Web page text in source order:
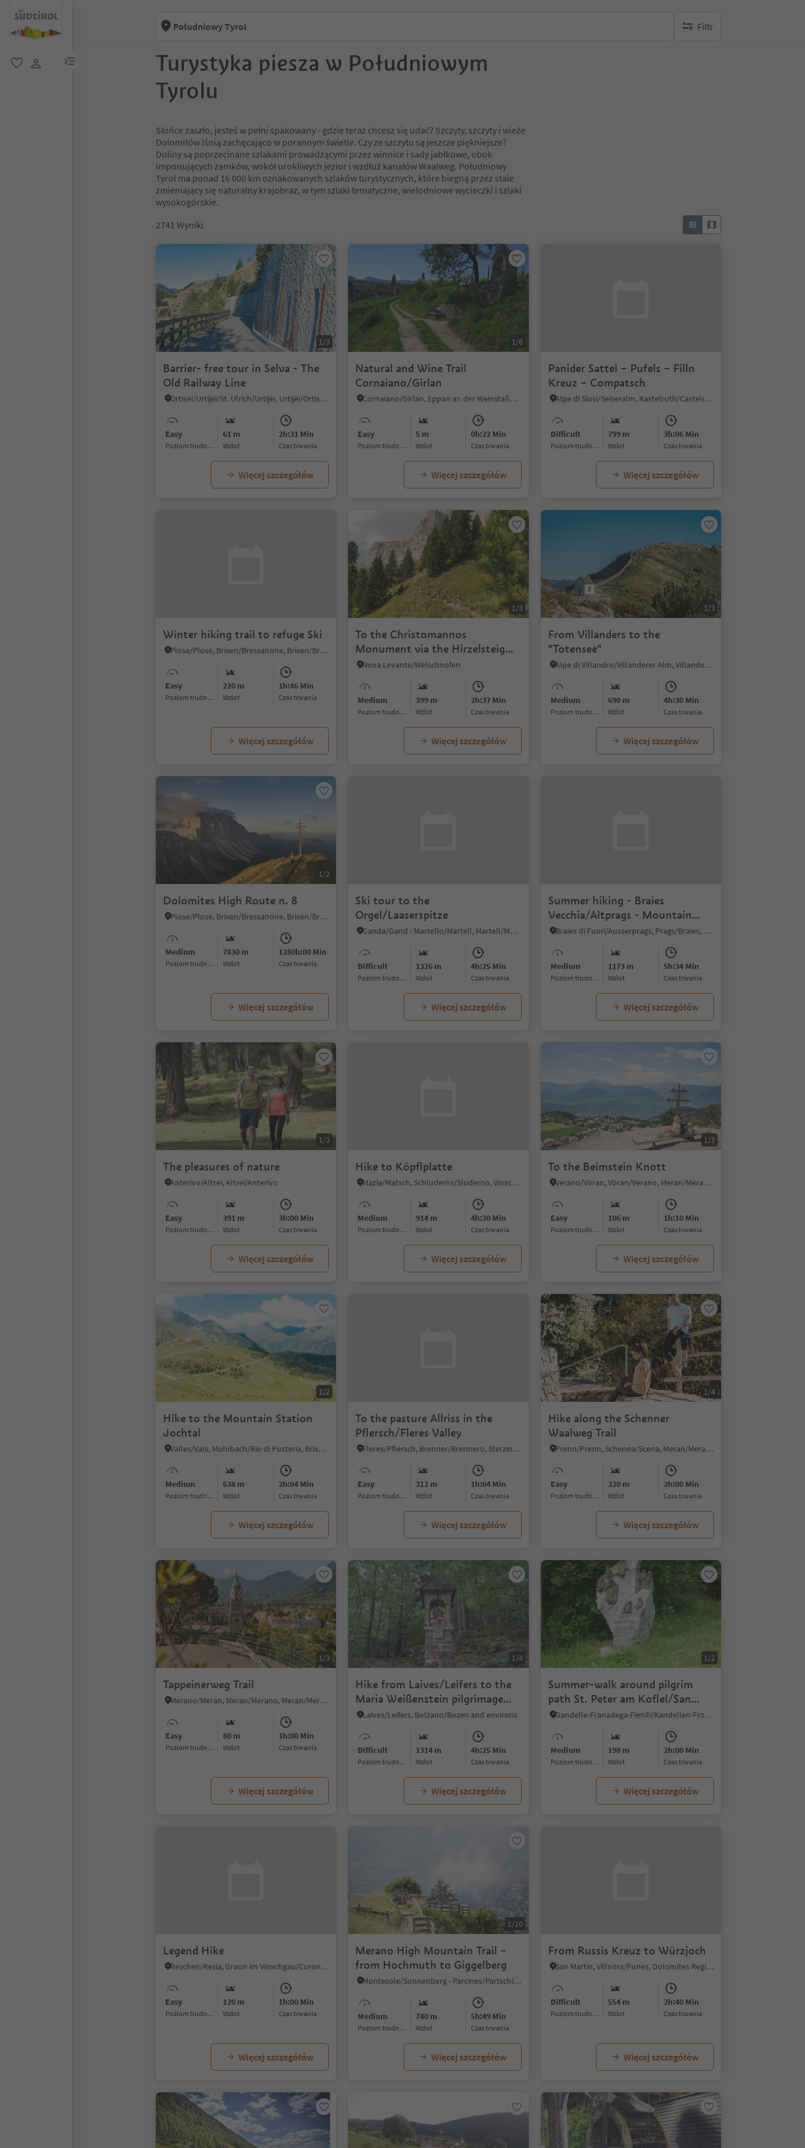
link menu
Południowy Tyrol Filtr
brak aktywnych filtrów
Turystyka piesza w Południowym
Tyrolu
Słońce zaszło, jesteś w pełni spakowany - gdzie teraz chcesz się udać? Szczyty, szczyty i wieże
Dolomitów lśnią zachęcająco w porannym świetle. Czy ze szczytu są jeszcze piękniejsze?
Doliny są poprzecinane szlakami prowadzącymi przez winnice i sady jabłkowe, obok
imponujących zamków, wokół urokliwych jezior i wzdłuż kanałów Waalweg. Południowy
Tyrol ma ponad 16 000 km oznakowanych szlaków turystycznych, które biegną przez stale
zmieniający się naturalny krajobraz, w tym szlaki tematyczne, wielodniowe wycieczki i szlaki
wysokogórskie.
2741 Wyniki
1/3
Barrier- free tour in Selva - The
Old Railway Line
Ortisei/Urtijëi/St. Ulrich/Urtijëi, Urtijëi/Ortisei, Dolomites Region Val Gardena
Easy
Poziom trudności
61 m
Wzlot
2h:31 Min
czas trwania
Więcej szczegółów
1/6
Natural and Wine Trail
Cornaiano/Girlan
Cornaiano/Girlan, Eppan an der Weinstaße/Appiano sulla Strada del Vino, Alto Adige Wine Road
Easy
Poziom trudności
5 m
Wzlot
0h:22 Min
czas trwania
Więcej szczegółów
Panider Sattel – Pufels – Filln
Kreuz – Compatsch
Alpe di Siusi/Seiseralm, Kastelruth/Castelrotto, Dolomites Region Seiser Alm
Difficult
Poziom trudności
799 m
Wzlot
3h:06 Min
czas trwania
Więcej szczegółów
Winter hiking trail to refuge Ski
Plose/Plose, Brixen/Bressanone, Brixen/Bressanone and environs
Easy
Poziom trudności
220 m
Wzlot
1h:46 Min
czas trwania
Więcej szczegółów
1/3
To the Christomannos
Monument via the Hirzelsteig
path
Nova Levante/Welschnofen
Medium
Poziom trudności
399 m
Wzlot
2h:37 Min
czas trwania
Więcej szczegółów
1/3
From Villanders to the
"Totensee"
Alpe di Villandro/Villanderer Alm, Villanders/Villandro, Brixen/Bressanone and environs
Medium
Poziom trudności
690 m
Wzlot
4h:30 Min
czas trwania
Więcej szczegółów
1/2
Dolomites High Route n. 8
Plose/Plose, Brixen/Bressanone, Brixen/Bressanone and environs
Medium
Poziom trudności
7830 m
Wzlot
1280h:00 Min
czas trwania
Więcej szczegółów
Ski tour to the
Orgel/Laaserspitze
Ganda/Gand - Martello/Martell, Martell/Martello, Vinschgau/Val Venosta
Difficult
Poziom trudności
1326 m
Wzlot
4h:25 Min
czas trwania
Więcej szczegółów
Summer hiking - Braies
Vecchia/Altprags - Mountain
"Monte Lungo/Lungkofel"
Braies di Fuori/Ausserprags, Prags/Braies, Dolomites Region 3 Zinnen
Medium
Poziom trudności
1173 m
Wzlot
5h:34 Min
czas trwania
Więcej szczegółów
1/3
The pleasures of nature
Anterivo/Altrei, Altrei/Anterivo
Easy
Poziom trudności
391 m
Wzlot
3h:00 Min
czas trwania
Więcej szczegółów
Hike to Köpflplatte
Mazia/Matsch, Schluderns/Sluderno, Vinschgau/Val Venosta
Medium
Poziom trudności
914 m
Wzlot
4h:30 Min
czas trwania
Więcej szczegółów
1/3
To the Beimstein Knott
Verano/Vöran, Vöran/Verano, Meran/Merano and environs
Easy
Poziom trudności
106 m
Wzlot
1h:10 Min
czas trwania
Więcej szczegółów
1/2
Hike to the Mountain Station
Jochtal
Valles/Vals, Mühlbach/Rio di Pusteria, Brixen/Bressanone and environs
Medium
Poziom trudności
638 m
Wzlot
2h:04 Min
czas trwania
Więcej szczegółów
To the pasture Allriss in the
Pflersch/Fleres Valley
Fleres/Pflersch, Brenner/Brennero, Sterzing/Vipiteno and environs
Easy
Poziom trudności
312 m
Wzlot
1h:04 Min
czas trwania
Więcej szczegółów
1/4
Hike along the Schenner
Waalweg Trail
Prenn/Prenn, Schenna/Scena, Meran/Merano and environs
Easy
Poziom trudności
320 m
Wzlot
2h:00 Min
czas trwania
Więcej szczegółów
1/3
Tappeinerweg Trail
Merano/Meran, Meran/Merano, Meran/Merano and environs
Easy
Poziom trudności
80 m
Wzlot
1h:00 Min
czas trwania
Więcej szczegółów
1/4
Hike from Laives/Leifers to the
Maria Weißenstein pilgrimage
site
Laives/Leifers, Bolzano/Bozen and environs
Difficult
Poziom trudności
1314 m
Wzlot
4h:25 Min
czas trwania
Więcej szczegółów
1/2
Summer-walk around pilgrim
path St. Peter am Koflel/San
Pietro in Monte
Gandelle-Franadega-Fienili/Kandellen-Frondeigen-Stadlern, Toblach/Dobbiaco, Dolomites Region 3 Zinnen
Medium
Poziom trudności
198 m
Wzlot
2h:00 Min
czas trwania
Więcej szczegółów
Legend Hike
Reschen/Resia, Graun im Vinschgau/Curon Venosta, Vinschgau/Val Venosta
Easy
Poziom trudności
120 m
Wzlot
1h:00 Min
czas trwania
Więcej szczegółów
1/10
Merano High Mountain Trail –
from Hochmuth to Giggelberg
Montesole/Sonnenberg - Parcines/Partschins, Partschins/Parcines, Meran/Merano and environs
Medium
Poziom trudności
740 m
Wzlot
5h:49 Min
czas trwania
Więcej szczegółów
From Russis Kreuz to Würzjoch
San Martin, Villnöss/Funes, Dolomites Region Lüsen Villnöss
Difficult
Poziom trudności
554 m
Wzlot
2h:40 Min
czas trwania
Więcej szczegółów